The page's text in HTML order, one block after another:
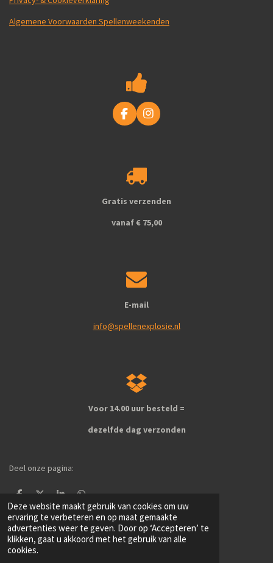
Deze website maakt gebruik van cookies om uw
ervaring te verbeteren en op maat gemaakte
advertenties weer te geven. Door op ‘Accepteren’ te
klikken, gaat u akkoord met het gebruik van alle
cookies.
Algemene Voorwaarden Spellenweekenden
F
a
o
o
I
n
m
Gratis verzenden
vanaf € 75,00
E-mail
info@spellenexplosie.nl
Voor 14.00 uur besteld =
dezelfde dag verzonden
Deel onze pagina:
e
l
e
n
e
e
l
h
a
r
e
e
l
e
n
R
a
1
s
2
s
3 4 5
S
t
181 stemmen